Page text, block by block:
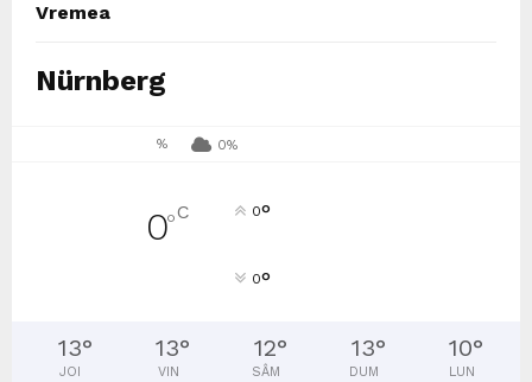
Vremea
Nürnberg
% 0%
0°C 0°
0°
13°
JOI
13°
VIN
12°
SÂM
13°
DUM
10°
LUN